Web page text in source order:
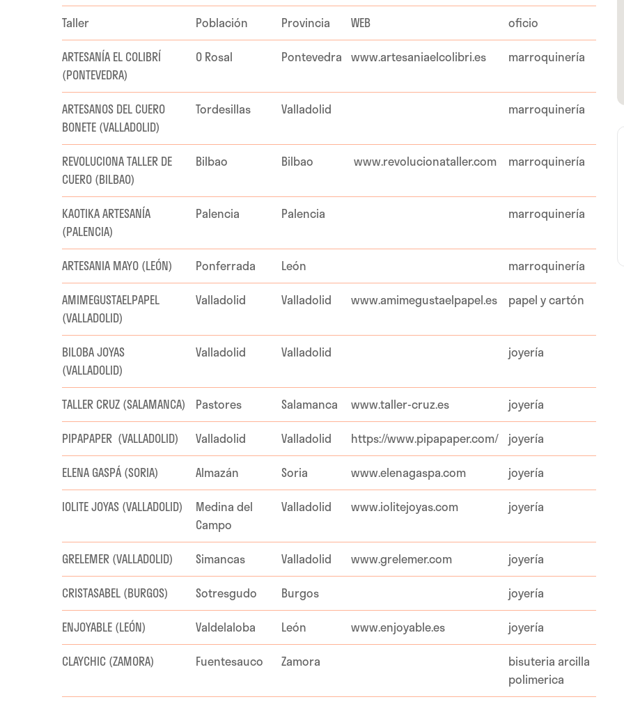
Taller Población Provincia WEB
oficio
ARTESANÍA EL COLIBRÍ
(PONTEVEDRA)
O Rosal Pontevedra www.artesaniaelcolibri.es marroquinería
ARTESANOS DEL CUERO
BONETE (VALLADOLID)
Tordesillas Valladolid marroquinería
REVOLUCIONA TALLER DE
CUERO (BILBAO)
Bilbao Bilbao www.revolucionataller.com marroquinería
KAOTIKA ARTESANÍA
(PALENCIA)
Palencia Palencia marroquinería
ARTESANIA MAYO (LEÓN) Ponferrada León
marroquinería
AMIMEGUSTAELPAPEL
(VALLADOLID)
Valladolid Valladolid www.amimegustaelpapel.es papel y cartón
BILOBA JOYAS
(VALLADOLID)
Valladolid Valladolid joyería
TALLER CRUZ (SALAMANCA) Pastores Salamanca www.taller-cruz.es
joyería
PIPAPAPER (VALLADOLID)
Valladolid Valladolid https://www.pipapaper.com/ joyería
ELENA GASPÁ (SORIA)
Almazán Soria www.elenagaspa.com
joyería
IOLITE JOYAS (VALLADOLID)
Medina del
Campo
Valladolid www.iolitejoyas.com joyería
GRELEMER (VALLADOLID) Simancas Valladolid www.grelemer.com
joyería
CRISTASABEL (BURGOS)
Sotresgudo Burgos
joyería
ENJOYABLE (LEÓN)
Valdelaloba León www.enjoyable.es
joyería
CLAYCHIC (ZAMORA)
Fuentesauco Zamora
bisuteria arcilla
polimerica